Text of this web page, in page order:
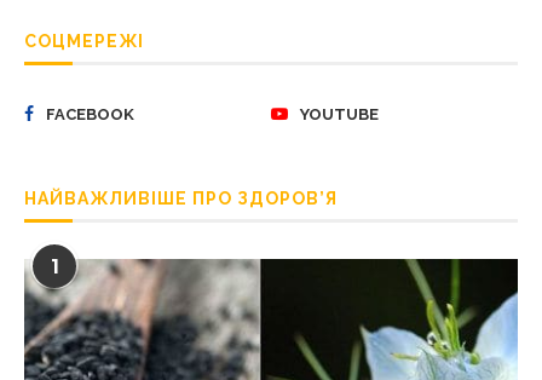
СОЦМЕРЕЖІ
FACEBOOK YOUTUBE
НАЙВАЖЛИВІШЕ ПРО ЗДОРОВ’Я
1